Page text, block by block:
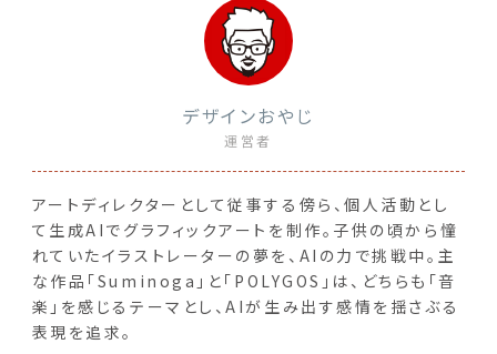
デザインおやじ
運営者
アートディレクターとして従事する傍ら、個人活動とし
て生成AIでグラフィックアートを制作。子供の頃から憧
れていたイラストレーターの夢を、AIの力で挑戦中。主
な作品「Suminoga」と「POLYGOS」は、どちらも「音
楽」を感じるテーマとし、AIが生み出す感情を揺さぶる
表現を追求。